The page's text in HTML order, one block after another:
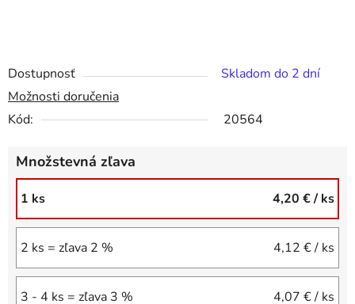
Dostupnosť
Skladom do 2 dní
Možnosti doručenia
Kód:
20564
Množstevná zľava
1 ks 4,20 €/ ks
2 ks = zľava 2 % 4,12 €/ ks
3 - 4 ks = zľava 3 % 4,07 €/ ks